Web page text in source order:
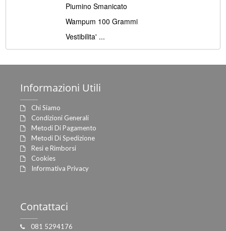
Piumino Smanicato
Wampum 100 Grammi
Vestibilita' ...
Informazioni Utili
Chi Siamo
Condizioni Generali
Metodi Di Pagamento
Metodi Di Spedizione
Resi e Rimborsi
Cookies
Informativa Privacy
Contattaci
081 5294176